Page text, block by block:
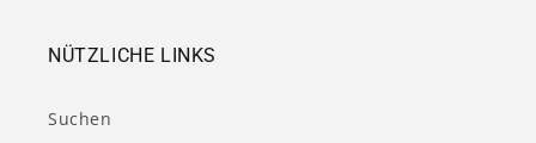
NÜTZLICHE LINKS
Suchen